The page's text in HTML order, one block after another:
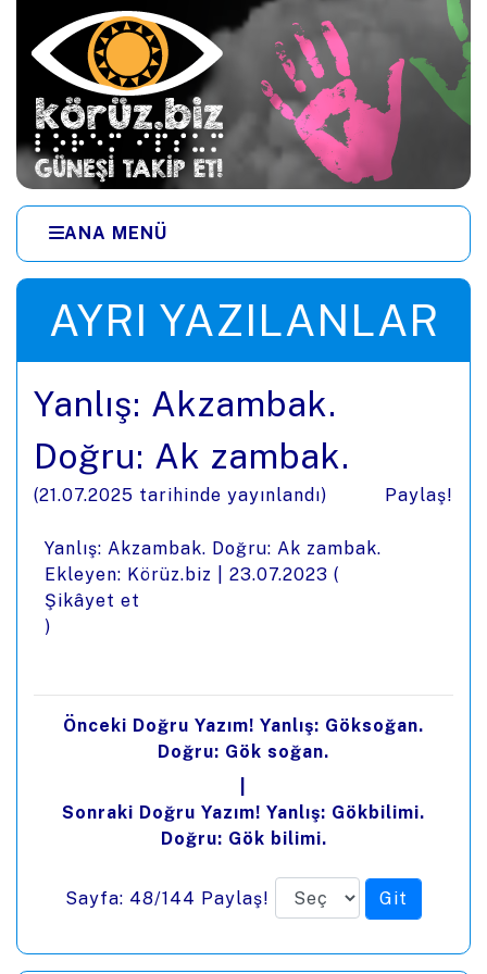
Ana içeriğe zıpla
ANA MENÜ
AYRI YAZILANLAR
Yanlış: Akzambak.
Doğru: Ak zambak.
(21.07.2025 tarihinde yayınlandı) Paylaş!
Yanlış: Akzambak. Doğru: Ak zambak.
Ekleyen: Körüz.biz | 23.07.2023 (
Şikâyet et
)
Önceki Doğru Yazım! Yanlış: Göksoğan.
Doğru: Gök soğan.
Sonraki Doğru Yazım! Yanlış: Gökbilimi.
Doğru: Gök bilimi.
Sayfa: 48/144 Paylaş!
Menüye zıpla